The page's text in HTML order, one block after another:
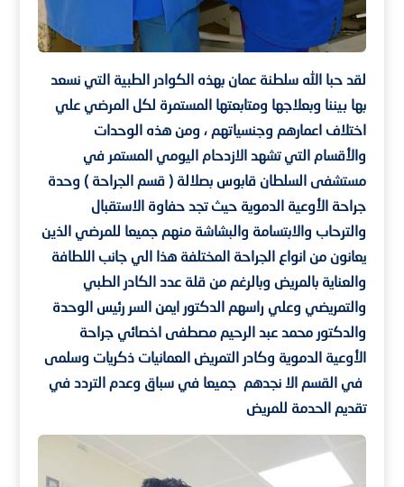
لقد حبا الله سلطنة عمان بهذه الكوادر الطبية التي نسعد
بها بيننا وبعلاجها ومتابعتها المستمرة لكل المرضي علي
اختلاف اعمارهم وجنسياتهم ، ومن هذه الوحدات
والأقسام التي تشهد الازدحام اليومي المستمر في
مستشفى السلطان قابوس بصلالة ( قسم الجراحة ) وحدة
جراحة الأوعية الدموية حيث تجد حفاوة الاستقبال
والترحاب والابتسامة والبشاشة منهم جميعا للمرضي الذين
يعانون من انواع الجراحة المختلفة هذا الي جانب اللطافة
والعناية بالمريض وبالرغم من قلة عدد الكادر الطبي
والتمريضي وعلي راسهم الدكتور ايمن السر رئيس الوحدة
والدكتور محمد عبد الرحيم مصطفى اخصائي جراحة
الأوعية الدموية وكادر التمريض العمانيات ذكريات وسلمى
في القسم الا نجدهم جميعا في سباق وعدم التردد في
تقديم الحدمة للمريض